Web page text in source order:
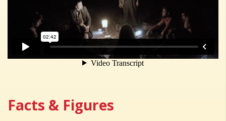
Facts & Figures